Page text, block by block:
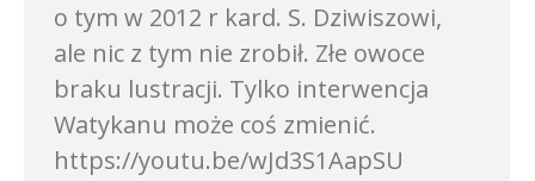
o tym w 2012 r kard. S. Dziwiszowi,
ale nic z tym nie zrobił. Złe owoce
braku lustracji. Tylko interwencja
Watykanu może coś zmienić.
https://youtu.be/wJd3S1AapSU